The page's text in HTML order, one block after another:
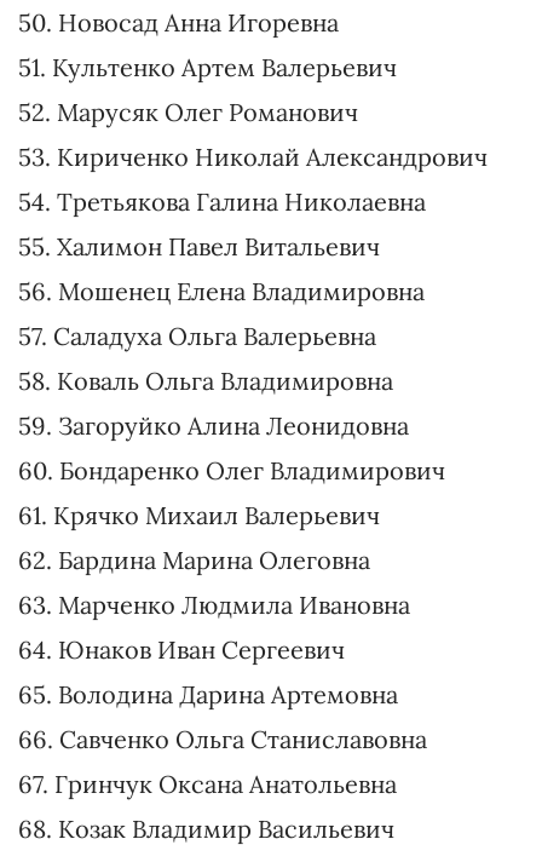
38. Ионушас Сергей Константинович
39. Завитневич Александр Михайлович
40. Струневич Вадим Олегович
41. Воронов Владимир Анатольевич
42. Аристов Юрий Юрьевич
43. Кысиль Юрий Григорьевич
44. Галайчук Вадим Сергеевич
45. Ковалев Артем Владимирович
46. Стерничук Валерий Александрович
47. Михайлюк Галина Олеговна
48. Бабий Роман Вячеславович
49. Качура Александр Анатольевич
50. Новосад Анна Игоревна
51. Культенко Артем Валерьевич
52. Марусяк Олег Романович
53. Кириченко Николай Александрович
54. Третьякова Галина Николаевна
55. Халимон Павел Витальевич
56. Мошенец Елена Владимировна